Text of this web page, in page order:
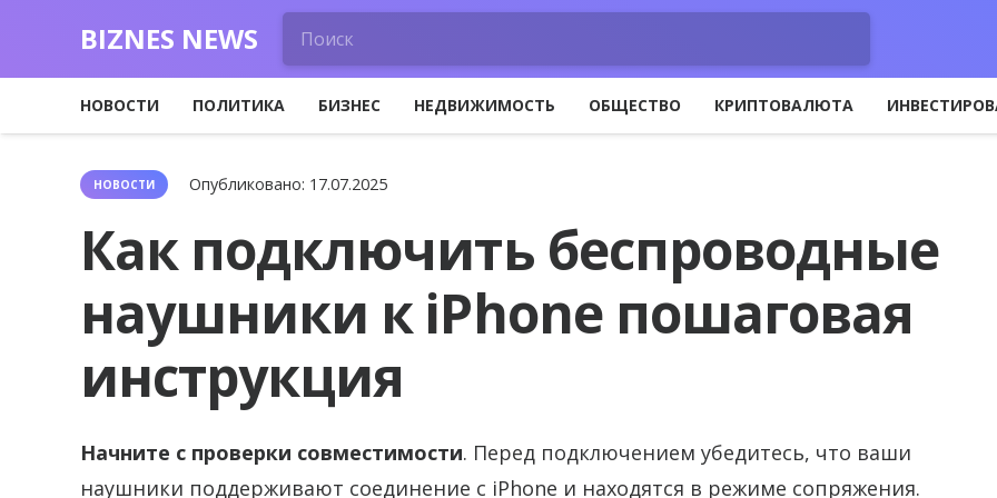
BIZNES NEWS
НОВОСТИ ПОЛИТИКА БИЗНЕС НЕДВИЖИМОСТЬ ОБЩЕСТВО КРИПТОВАЛЮТА
НОВОСТИ Опубликовано: 17.07.2025
Как подключить беспроводные
наушники к iPhone пошаговая
инструкция
Начните с проверки совместимости. Перед подключением убедитесь, что ваши
наушники поддерживают соединение с iPhone и находятся в режиме сопряжения.